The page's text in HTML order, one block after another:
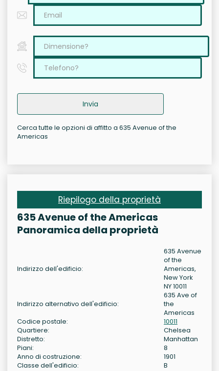
Invia
Cerca tutte le opzioni di affitto a 635 Avenue of the
Americas
Riepilogo della proprietà
635 Avenue of the Americas
Panoramica della proprietà
Indirizzo dell'edificio:
635 Avenue
of the
Americas,
New York
NY 10011
Indirizzo alternativo dell'edificio:
635 Ave of
the
Americas
Codice postale:
10011
Quartiere:
Chelsea
Distretto:
Manhattan
Piani:
8
Anno di costruzione:
1901
Classe dell'edificio:
B